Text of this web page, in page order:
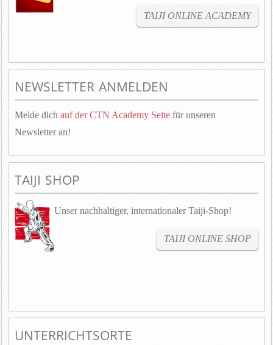
TAIJI ONLINE ACADEMY
NEWSLETTER ANMELDEN
Melde dich auf der CTN Academy Seite für unseren
Newsletter an!
TAIJI SHOP
Unser nachhaltiger, internationaler Taiji-Shop!
TAIJI ONLINE SHOP
UNTERRICHTSORTE